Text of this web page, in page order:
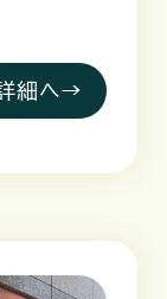
細へ→